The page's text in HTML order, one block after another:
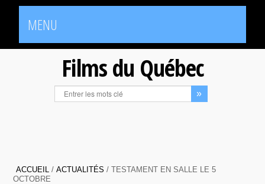
MENU
Films du Québec
ACCUEIL /ACTUALITÉS /TESTAMENT EN SALLE LE 5
OCTOBRE